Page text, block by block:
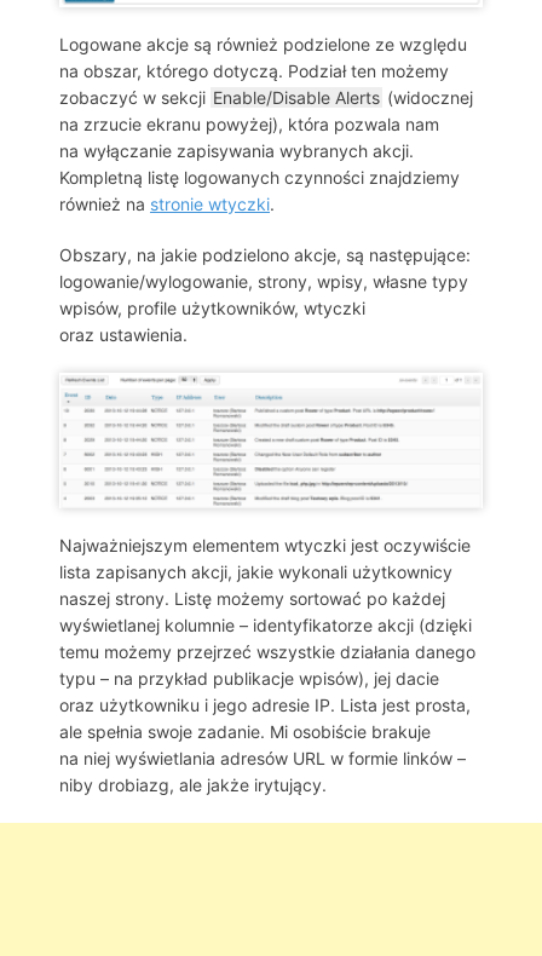
Logowane akcje są również podzielone ze względu
na obszar, którego dotyczą. Podział ten możemy
zobaczyć w sekcji Enable/Disable Alerts (widocznej
na zrzucie ekranu powyżej), która pozwala nam
na wyłączanie zapisywania wybranych akcji.
Kompletną listę logowanych czynności znajdziemy
również na stronie wtyczki.
Obszary, na jakie podzielono akcje, są następujące:
logowanie/wylogowanie, strony, wpisy, własne typy
wpisów, profile użytkowników, wtyczki
oraz ustawienia.
Najważniejszym elementem wtyczki jest oczywiście
lista zapisanych akcji, jakie wykonali użytkownicy
naszej strony. Listę możemy sortować po każdej
wyświetlanej kolumnie – identyfikatorze akcji (dzięki
temu możemy przejrzeć wszystkie działania danego
typu – na przykład publikacje wpisów), jej dacie
oraz użytkowniku i jego adresie IP. Lista jest prosta,
ale spełnia swoje zadanie. Mi osobiście brakuje
na niej wyświetlania adresów URL w formie linków –
niby drobiazg, ale jakże irytujący.